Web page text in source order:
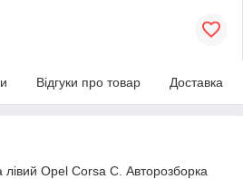
Відгуки про товар Доставка
лівий Opel Corsa C. Авторозборка